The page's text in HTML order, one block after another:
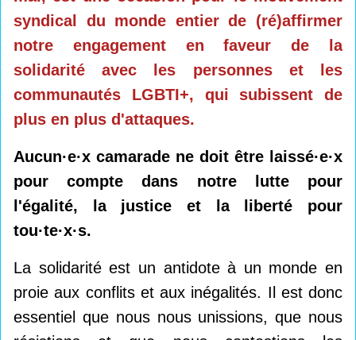
syndical du monde entier de (ré)affirmer
notre engagement en faveur de la
solidarité avec les personnes et les
communautés LGBTI+, qui subissent de
plus en plus d'attaques.
Aucun·e·x camarade ne doit être laissé·e·x
pour compte dans notre lutte pour
l'égalité, la justice et la liberté pour
tou·te·x·s.
La solidarité est un antidote à un monde en
proie aux conflits et aux inégalités. Il est donc
essentiel que nous nous unissions, que nous